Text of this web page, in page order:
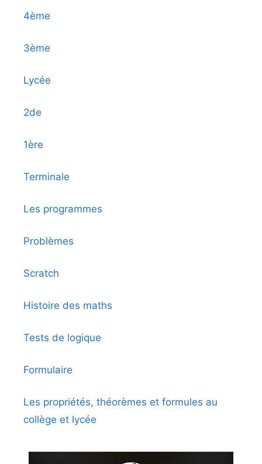
4ème
3ème
Lycée
2de
1ère
Terminale
Les programmes
Problèmes
Scratch
Histoire des maths
Tests de logique
Formulaire
Les propriétés, théorèmes et formules au
collège et lycée